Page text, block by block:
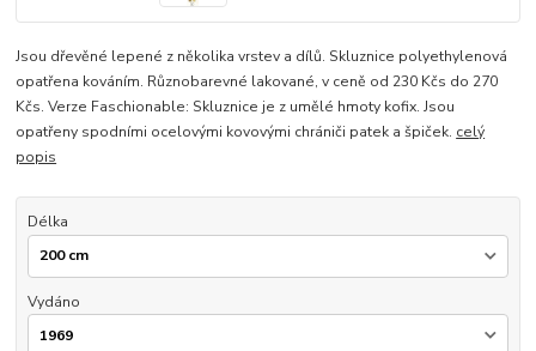
Jsou dřevěné lepené z několika vrstev a dílů. Skluznice polyethylenová
opatřena kováním. Různobarevné lakované, v ceně od 230 Kčs do 270
Kčs. Verze Faschionable: Skluznice je z umělé hmoty kofix. Jsou
opatřeny spodními ocelovými kovovými chrániči patek a špiček. celý
popis
Délka
Vydáno